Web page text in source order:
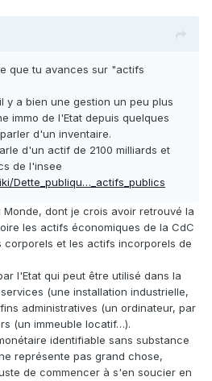
que tu avances sur "actifs
y a bien une gestion un peu plus
immo de l'Etat depuis quelques
d'un inventaire.
d'un actif de 2100 milliards et
de l'insee
Dette_publiqu…_actifs_publics
dont je crois avoir retrouvé la
les actifs économiques de la CdC
et les actifs incorporels de
l'Etat qui peut être utilisé dans la
(une installation industrielle,
administratives (un ordinateur, par
(un immeuble locatif…).
identifiable sans substance
représente pas grand chose,
de commencer à s'en soucier en